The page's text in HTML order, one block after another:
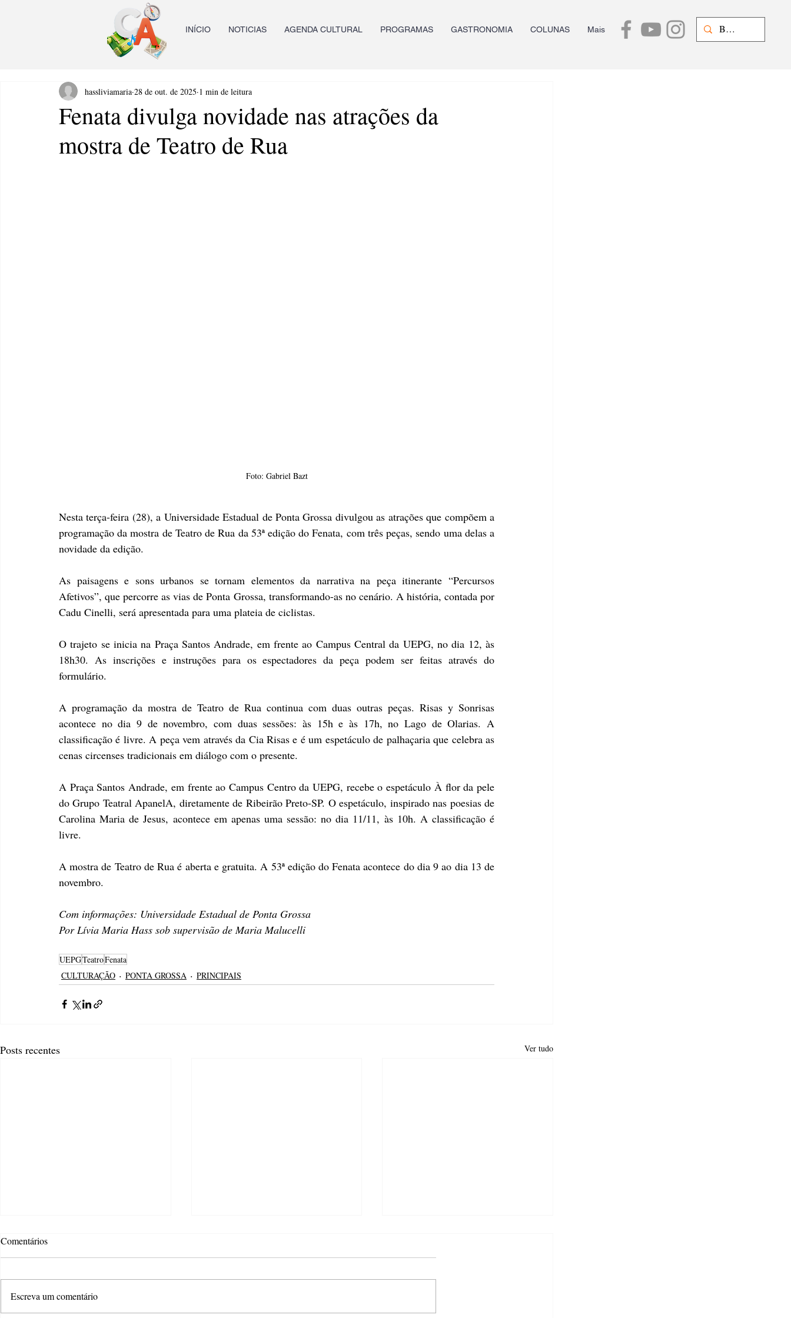
INÍCIO NOTICIAS AGENDA CULTURAL PROGRAMAS GASTRONOMIA COLUNAS Mais
Fenata divulga novidade nas atrações da
mostra de Teatro de Rua
hassliviamaria 28 de out. de 2025 1 min de leitura
Foto: Gabriel Bazt
Nesta terça-feira (28), a Universidade Estadual de Ponta Grossa divulgou as atrações que compõem a
programação da mostra de Teatro de Rua da 53ª edição do Fenata, com três peças, sendo uma delas a
novidade da edição.
As paisagens e sons urbanos se tornam elementos da narrativa na peça itinerante “Percursos
Afetivos”, que percorre as vias de Ponta Grossa, transformando-as no cenário. A história, contada por
Cadu Cinelli, será apresentada para uma plateia de ciclistas.
O trajeto se inicia na Praça Santos Andrade, em frente ao Campus Central da UEPG, no dia 12, às
18h30. As inscrições e instruções para os espectadores da peça podem ser feitas através do
formulário.
A programação da mostra de Teatro de Rua continua com duas outras peças. Risas y Sonrisas
acontece no dia 9 de novembro, com duas sessões: às 15h e às 17h, no Lago de Olarias. A
classificação é livre. A peça vem através da Cia Risas e é um espetáculo de palhaçaria que celebra as
cenas circenses tradicionais em diálogo com o presente.
A Praça Santos Andrade, em frente ao Campus Centro da UEPG, recebe o espetáculo À flor da pele
do Grupo Teatral ApanelA, diretamente de Ribeirão Preto-SP. O espetáculo, inspirado nas poesias de
Carolina Maria de Jesus, acontece em apenas uma sessão: no dia 11/11, às 10h. A classificação é
livre.
A mostra de Teatro de Rua é aberta e gratuita. A 53ª edição do Fenata acontece do dia 9 ao dia 13 de
novembro.
Com informações: Universidade Estadual de Ponta Grossa
Por Lívia Maria Hass sob supervisão de Maria Malucelli
UEPGTeatroFenata
CULTURAÇÃO
PONTA GROSSA PRINCIPAIS
Posts recentes Ver tudo
Comentários
Escreva um comentário